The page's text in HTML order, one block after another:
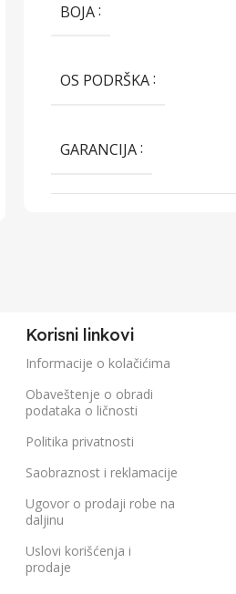
BOJA
OS PODRŠKA
GARANCIJA
Korisni linkovi
Informacije o kolačićima
Obaveštenje o obradi
podataka o ličnosti
Politika privatnosti
Saobraznost i reklamacije
Ugovor o prodaji robe na
daljinu
Uslovi korišćenja i
prodaje